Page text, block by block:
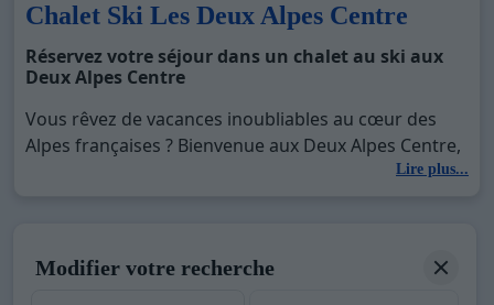
Hébergements
Bons plans
Chalet Ski Les Deux Alpes Centre
Réservez votre séjour dans un chalet au ski aux
Deux Alpes Centre
Vous rêvez de vacances inoubliables au cœur des
Alpes françaises ? Bienvenue aux Deux Alpes Centre,
un quartier emblématique de la station des Deux
Galibier. Les Deux Alpes Centre offrent une
Lire plus...
Modifier votre recherche